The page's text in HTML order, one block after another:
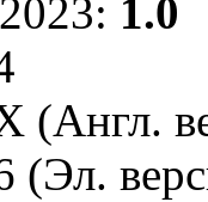
1.0
(Англ.
(Эл.